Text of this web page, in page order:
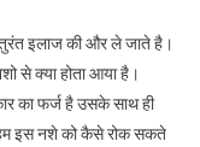
इलाज की और ले जाते है।
से क्या होता आया है।
का फर्ज है उसके साथ ही
हम इस नशे को कैसे रोक सकते